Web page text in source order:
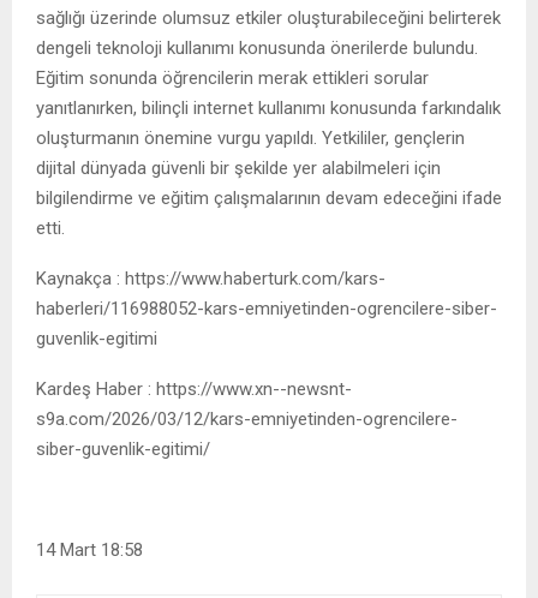
sağlığı üzerinde olumsuz etkiler oluşturabileceğini belirterek
dengeli teknoloji kullanımı konusunda önerilerde bulundu.
Eğitim sonunda öğrencilerin merak ettikleri sorular
yanıtlanırken, bilinçli internet kullanımı konusunda farkındalık
oluşturmanın önemine vurgu yapıldı. Yetkililer, gençlerin
dijital dünyada güvenli bir şekilde yer alabilmeleri için
bilgilendirme ve eğitim çalışmalarının devam edeceğini ifade
etti.
Kaynakça : https://www.haberturk.com/kars-
haberleri/116988052-kars-emniyetinden-ogrencilere-siber-
guvenlik-egitimi
Kardeş Haber : https://www.xn--newsnt-
s9a.com/2026/03/12/kars-emniyetinden-ogrencilere-
siber-guvenlik-egitimi/
14 Mart 18:58